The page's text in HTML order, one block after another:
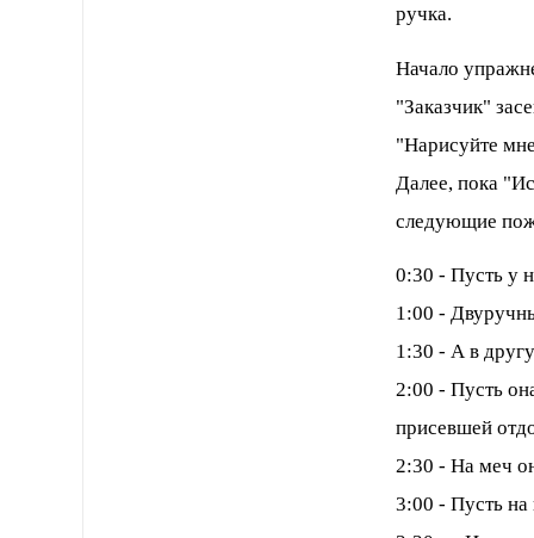
ручка.
Начало
"Заказчик"
"Нарисуйте
Далее, пока
следующие
0:30 - Пусть у
1:00 -
1:30 - А в
2:00 - Пусть
присевшей
2:30 - На меч
3:00 - Пусть